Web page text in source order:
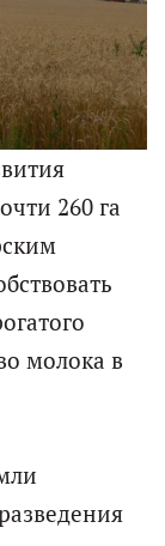
260 га
молока в